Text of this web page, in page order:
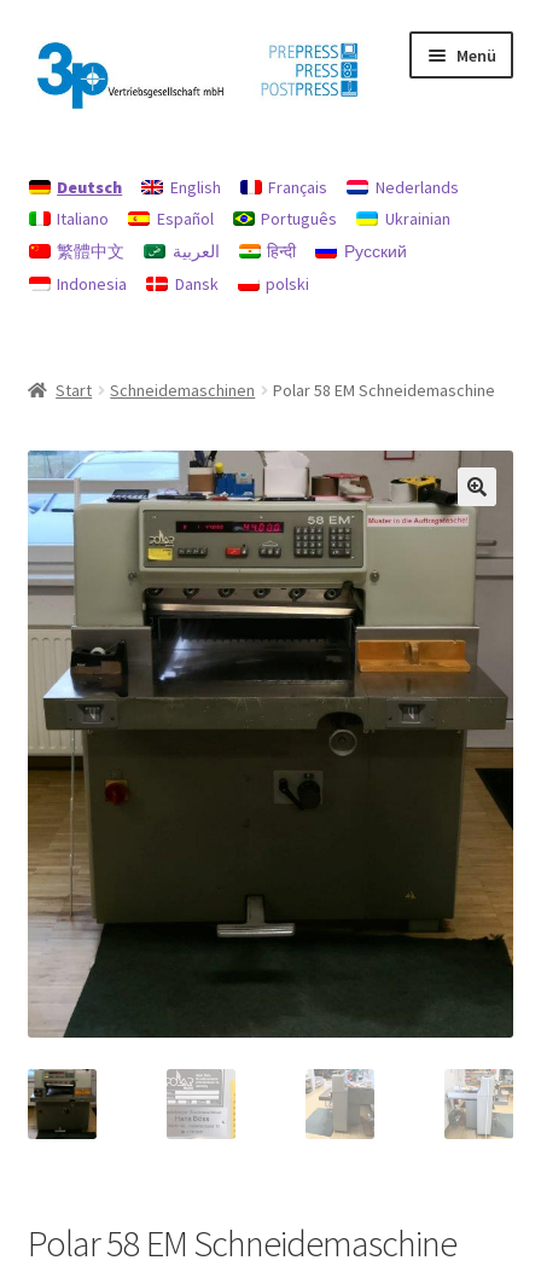
Zur
Navigation
springen
Zum
Inhalt
springen
Menü
Datenschutz
Gebrauchtmaschinen
Deutsch English Français
Nederlands
Italiano
Español Português
Ukrainian
繁體中文
العربية हिन्दी
Русский
Indonesia
Dansk polski
Start Schneidemaschinen Polar 58 EM Schneidemaschine
Polar 58 EM Schneidemaschine